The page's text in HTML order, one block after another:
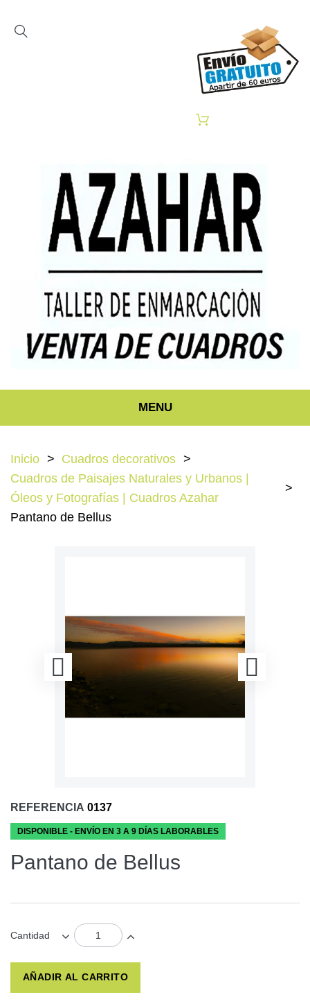
MENU
Inicio
Cuadros decorativos
Cuadros de Paisajes Naturales y Urbanos |
Óleos y Fotografías | Cuadros Azahar
Pantano de Bellus
REFERENCIA 0137
DISPONIBLE - ENVÍO EN 3 A 9 DÍAS LABORABLES
Pantano de Bellus
Cantidad
AÑADIR AL CARRITO